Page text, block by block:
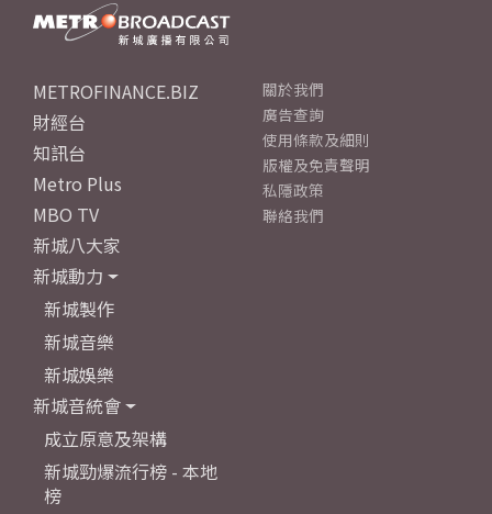
METROFINANCE.BIZ
財經台
知訊台
Metro Plus
MBO TV
新城八大家
新城動力
新城製作
新城音樂
新城娛樂
新城音統會
成立原意及架構
新城勁爆流行榜 - 本地
榜
關於我們
廣告查詢
使用條款及細則
版權及免責聲明
私隱政策
聯絡我們